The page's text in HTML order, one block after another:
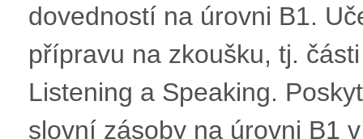
dovedností na úrovni B1.
přípravu na zkoušku, tj.
Listening a Speaking.
slovní zásoby na úrovni B1